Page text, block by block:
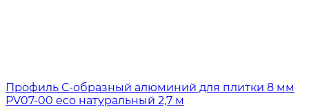
Профиль С-образный алюминий для плитки 8 мм
PV07-00 eco натуральный 2,7 м